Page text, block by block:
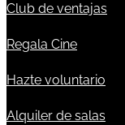
Club de ventajas
Regala Cine
Hazte voluntario
Alquiler de salas